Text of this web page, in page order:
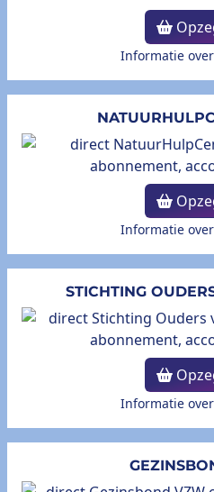
Informatie
Informatie
STICHTING
Informatie